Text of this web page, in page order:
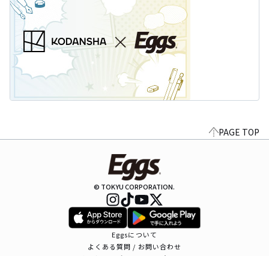
PAGE TOP
© TOKYU CORPORATION.
Eggsについて
よくある質問 / お問い合わせ